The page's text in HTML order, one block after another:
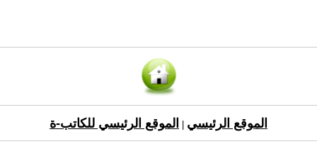
الموقع الرئيسي الموقع الرئيسي للكاتب-ة